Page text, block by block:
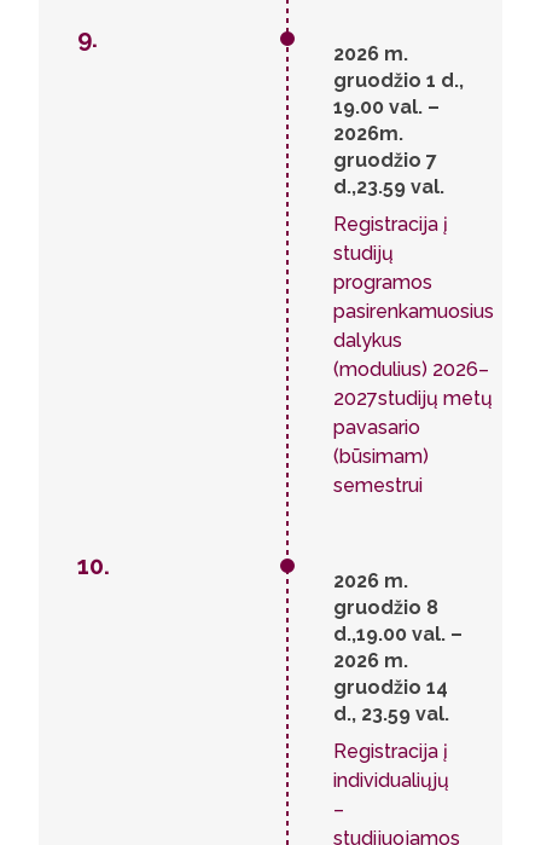
9.
2026 m.
gruodžio 1 d.,
19.00 val. –
2026m.
gruodžio 7
d.,23.59 val.
Registracija į
studijų
programos
pasirenkamuosius
dalykus
(modulius) 2026–
2027studijų metų
pavasario
(būsimam)
semestrui
10.
2026 m.
gruodžio 8
d.,19.00 val. –
2026 m.
gruodžio 14
d., 23.59 val.
Registracija į
individualiųjų
–
studijuojamos